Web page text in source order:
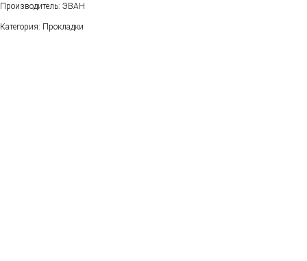
Производитель: ЭВАН
Категория: Прокладки